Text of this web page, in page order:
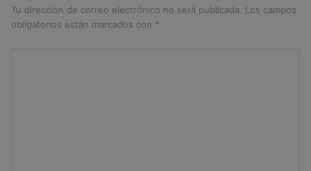
Tu dirección de correo electrónico no será publicada.
Los campos
obligatorios están marcados con *